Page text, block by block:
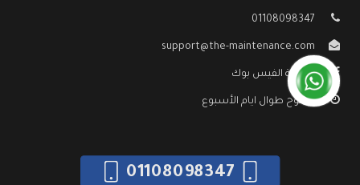
01108098347
support@the-maintenance.com
صفحة الفيس بوك
مفتوح طوال ايام الأسبوع
01108098347